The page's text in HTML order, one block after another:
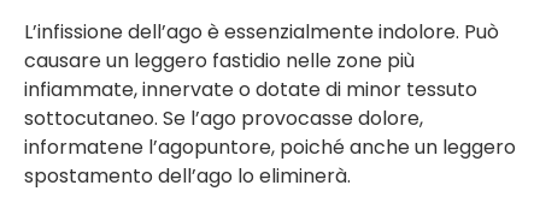
L’infissione dell’ago è essenzialmente indolore. Può
causare un leggero fastidio nelle zone più
infiammate, innervate o dotate di minor tessuto
sottocutaneo. Se l’ago provocasse dolore,
informatene l’agopuntore, poiché anche un leggero
spostamento dell’ago lo eliminerà.